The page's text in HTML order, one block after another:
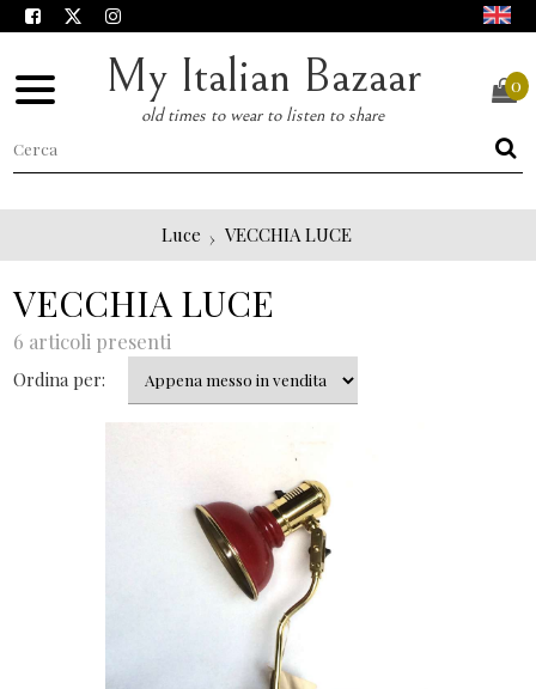
My Italian Bazaar
old times to wear to listen to share
0
Luce VECCHIA LUCE
VECCHIA LUCE
6 articoli presenti
Ordina per: